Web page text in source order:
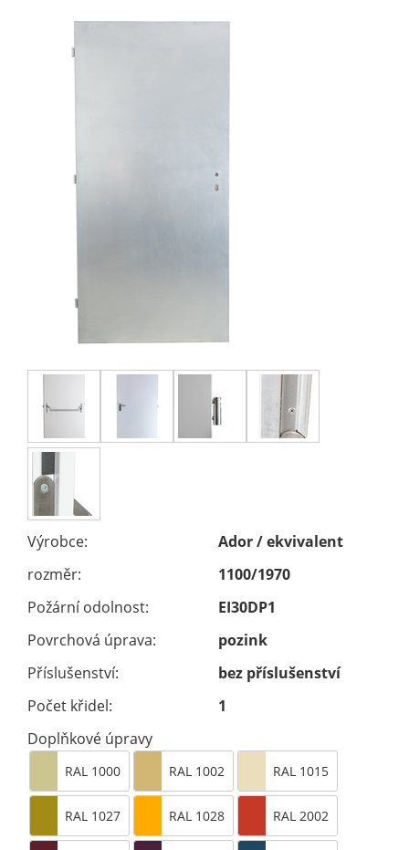
Výrobce:
Ador / ekvivalent
rozměr:
1100/1970
Požární odolnost:
EI30DP1
Povrchová úprava:
pozink
Příslušenství:
bez příslušenství
Počet křidel:
1
Doplňkové úpravy
RAL 1000 RAL 1002 RAL 1015
RAL 1027 RAL 1028 RAL 2002